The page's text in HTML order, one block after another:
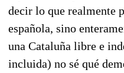
decir lo que realmente
española, sino
una Cataluña libre e
incluida) no sé qué